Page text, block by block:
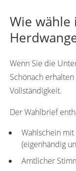
Wie
Wenn Sie die
Schönach
Vollständigkeit.
Der Wahlbrief
Wahlschein
(eigenhändig
Amtlicher